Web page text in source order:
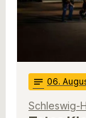
notes 06.
Schleswig-